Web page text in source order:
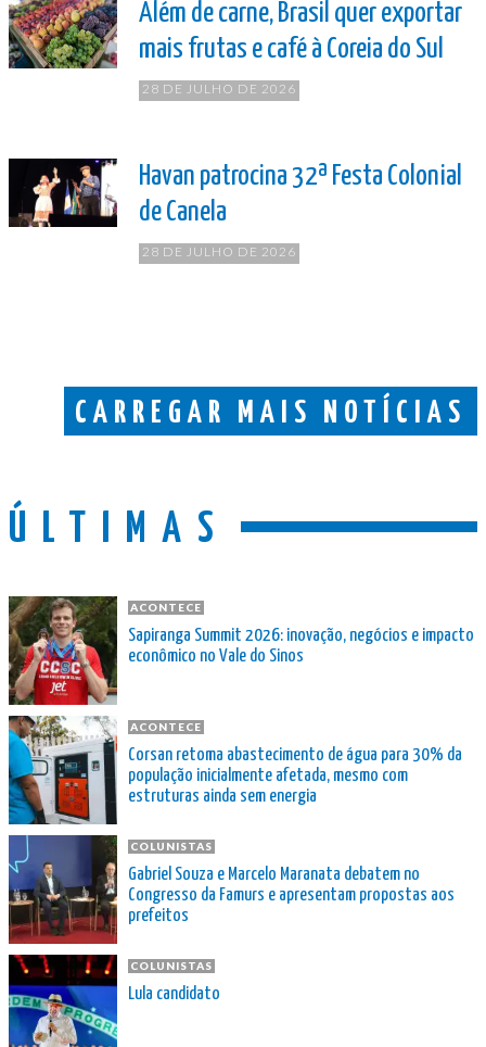
Além de carne, Brasil quer exportar
mais frutas e café à Coreia do Sul
28 DE JULHO DE 2026
Havan patrocina 32ª Festa Colonial
de Canela
28 DE JULHO DE 2026
CARREGAR MAIS NOTÍCIAS
ÚLTIMAS
ACONTECE
Sapiranga Summit 2026: inovação, negócios e impacto
econômico no Vale do Sinos
ACONTECE
Corsan retoma abastecimento de água para 30% da
população inicialmente afetada, mesmo com
estruturas ainda sem energia
COLUNISTAS
Gabriel Souza e Marcelo Maranata debatem no
Congresso da Famurs e apresentam propostas aos
prefeitos
COLUNISTAS
Lula candidato